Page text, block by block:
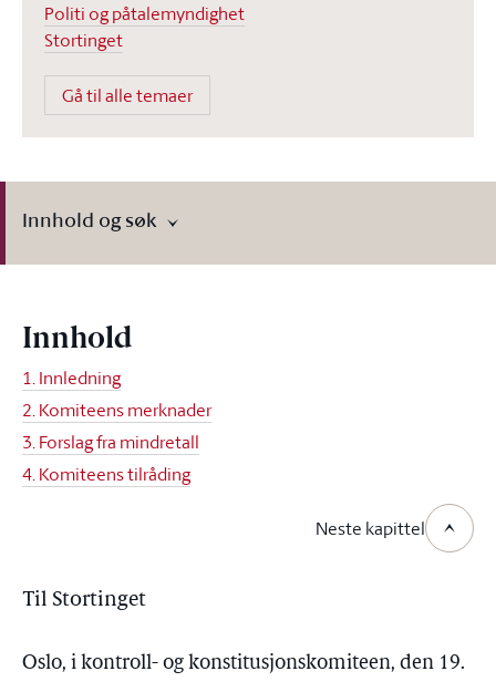
Politi og påtalemyndighet
Stortinget
Gå til alle temaer
Innhold og søk
Innhold
1. Innledning
2. Komiteens merknader
3. Forslag fra mindretall
4. Komiteens tilråding
Neste kapittel
Til Stortinget
Oslo, i kontroll- og konstitusjonskomiteen, den 19.